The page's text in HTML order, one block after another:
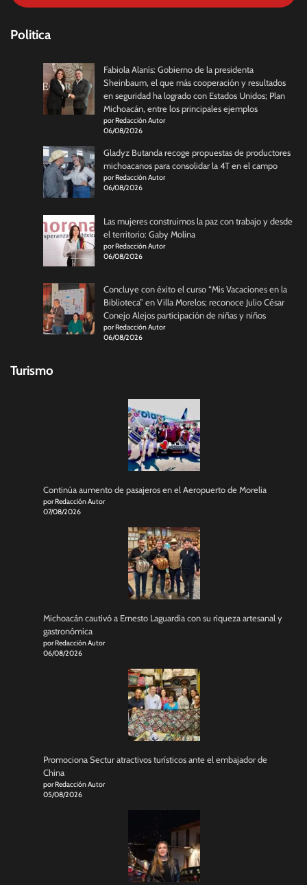
Politica
Fabiola Alanís: Gobierno de la presidenta
Sheinbaum, el que más cooperación y resultados
en seguridad ha logrado con Estados Unidos; Plan
Michoacán, entre los principales ejemplos
por Redacción Autor
06/08/2026
Gladyz Butanda recoge propuestas de productores
michoacanos para consolidar la 4T en el campo
por Redacción Autor
06/08/2026
Las mujeres construimos la paz con trabajo y desde
el territorio: Gaby Molina
por Redacción Autor
06/08/2026
Concluye con éxito el curso “Mis Vacaciones en la
Biblioteca” en Villa Morelos; reconoce Julio César
Conejo Alejos participación de niñas y niños
por Redacción Autor
06/08/2026
Turismo
Continúa aumento de pasajeros en el Aeropuerto de Morelia
por Redacción Autor
07/08/2026
Michoacán cautivó a Ernesto Laguardia con su riqueza artesanal y
gastronómica
por Redacción Autor
06/08/2026
Promociona Sectur atractivos turísticos ante el embajador de
China
por Redacción Autor
05/08/2026